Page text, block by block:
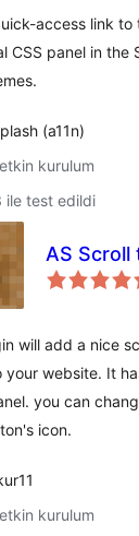
access link to
CSS panel in the
(a11n)
kurulum
ile test edildi
AS Scroll
will add a nice
your website. It
you can
icon.
kurulum